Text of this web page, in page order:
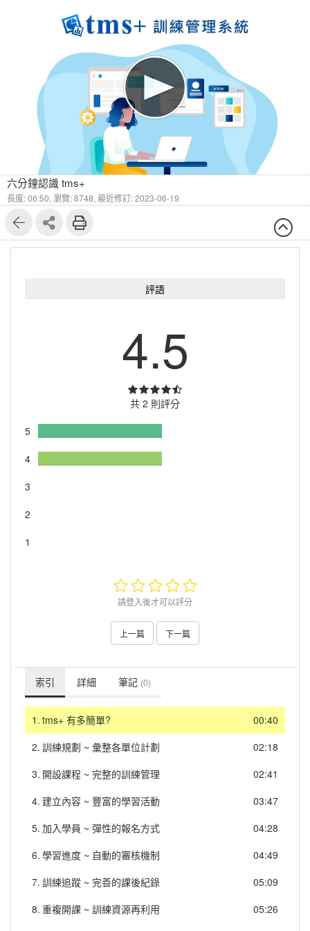
六分鐘認識 tms+
長度: 06:50, 瀏覽: 8748, 最近修訂: 2023-06-19
評語
4.5
共 2 則評分
5
4
3
2
1
請登入後才可以評分
上一篇 下一篇
索引 詳細 筆記 (0)
00:40
1. tms+ 有多簡單?
02:18
2. 訓練規劃 ~ 彙整各單位計劃
02:41
3. 開設課程 ~ 完整的訓練管理
03:47
4. 建立內容 ~ 豐富的學習活動
04:28
5. 加入學員 ~ 彈性的報名方式
04:49
6. 學習進度 ~ 自動的審核機制
05:09
7. 訓練追蹤 ~ 完善的課後紀錄
05:26
8. 重複開課 ~ 訓練資源再利用